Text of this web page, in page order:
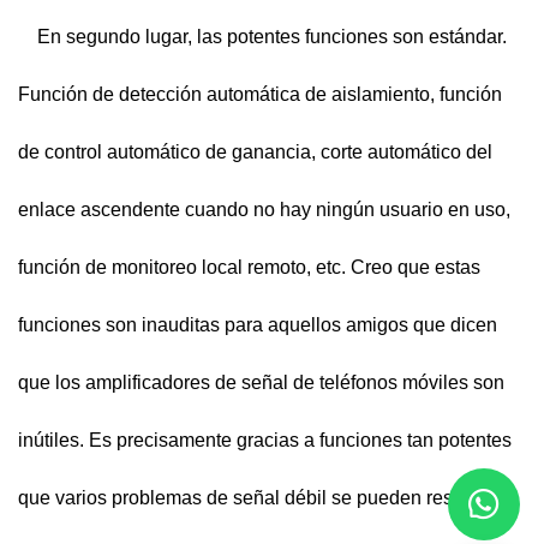
En segundo lugar, las potentes funciones son estándar.
Función de detección automática de aislamiento, función
de control automático de ganancia, corte automático del
enlace ascendente cuando no hay ningún usuario en uso,
función de monitoreo local remoto, etc. Creo que estas
funciones son inauditas para aquellos amigos que dicen
que los amplificadores de señal de teléfonos móviles son
inútiles. Es precisamente gracias a funciones tan potentes
que varios problemas de señal débil se pueden resolver